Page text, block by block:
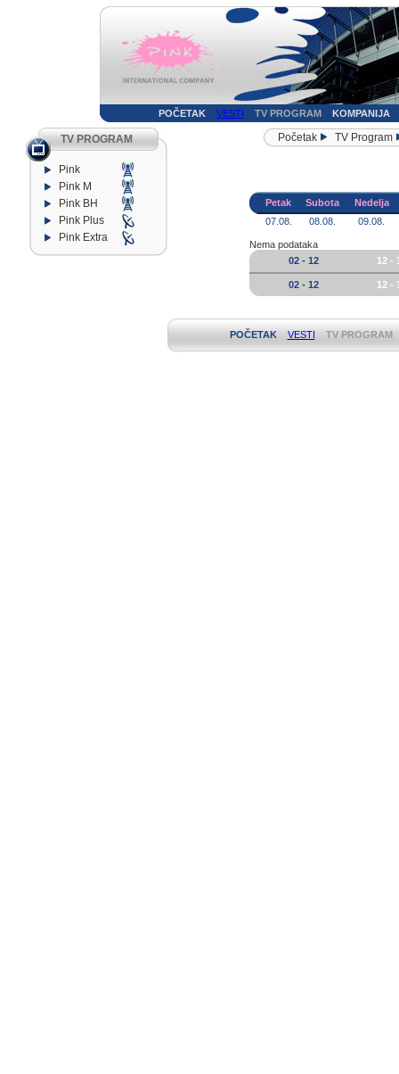
POČETAK VESTI TV PROGRAM KOMPANIJA
TV PROGRAM
Pink
Pink M
Pink BH
Pink Plus
Pink Extra
Početak TV Program
Petak Subota
Nedelja
07.08.
08.08. 09.08.
Nema podataka
02 - 12
12 -
02 - 12 12 -
POČETAK VESTI TV PROGRAM